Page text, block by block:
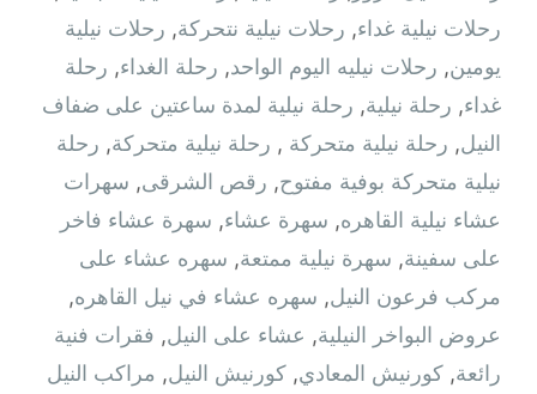
رحلات نيلية غداء, رحلات نيلية نتحركة, رحلات نيلية
يومين, رحلات نيليه اليوم الواحد, رحلة الغداء, رحلة
غداء, رحلة نيلية, رحلة نيلية لمدة ساعتين على ضفاف
النيل, رحلة نيلية متحركة ‫ , رحلة نيلية متحركة, رحلة
نيلية متحركة بوفية مفتوح, رقص الشرقى, سهرات
عشاء نيلية القاهره, سهرة عشاء, سهرة عشاء فاخر
على سفينة, سهرة نيلية ممتعة, سهره عشاء على
مركب فرعون النيل, سهره عشاء في نيل القاهره‏,
عروض البواخر النيلية, عشاء على النيل, فقرات فنية
رائعة, كورنيش المعادي, كورنيش النيل, مراكب النيل